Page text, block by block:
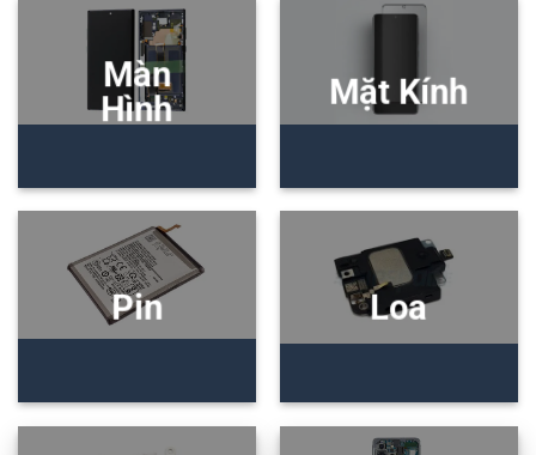
Màn
Hình
Mặt Kính
Pin Loa